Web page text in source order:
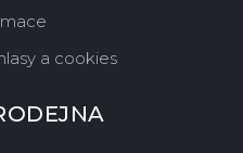
a cookies